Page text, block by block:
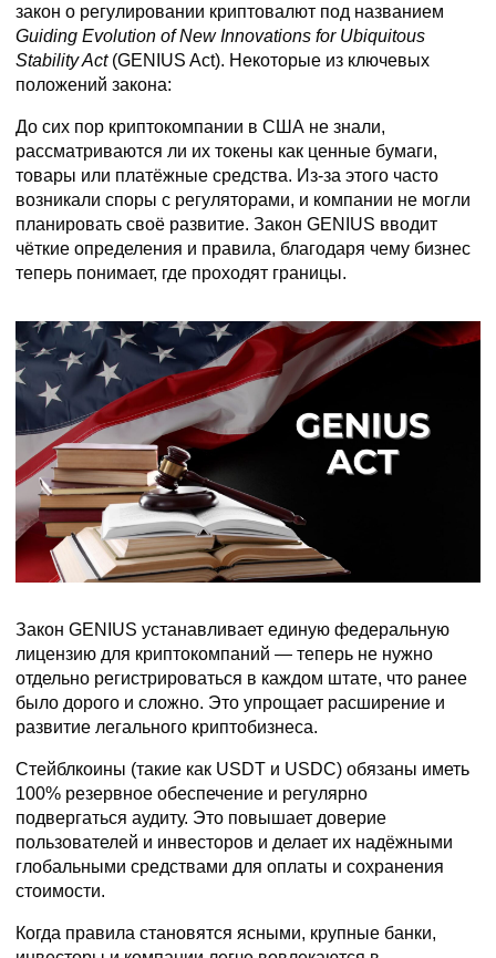
закон о регулировании криптовалют под названием
Guiding Evolution ofNewInnovations forUbiquitous
StabilityAct(GENIUS Act). Некоторые из ключевых
положений закона:
До сих пор криптокомпании в США не знали,
рассматриваются ли их токены как ценные бумаги,
товары или платёжные средства. Из-за этого часто
возникали споры с регуляторами, и компании не могли
планировать своё развитие. Закон GENIUS вводит
чёткие определения и правила, благодаря чему бизнес
теперь понимает, где проходят границы.
Закон GENIUS устанавливает единую федеральную
лицензию для криптокомпаний — теперь не нужно
отдельно регистрироваться в каждом штате, что ранее
было дорого и сложно. Это упрощает расширение и
развитие легального криптобизнеса.
Стейблкоины (такие как USDT и USDC) обязаны иметь
100% резервное обеспечение и регулярно
подвергаться аудиту. Это повышает доверие
пользователей и инвесторов и делает их надёжными
глобальными средствами для оплаты и сохранения
стоимости.
Когда правила становятся ясными, крупные банки,